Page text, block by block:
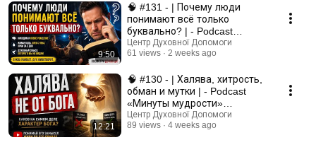
9:50
🧠 #131 - | Почему люди
понимают всё только
буквально? | - Podcast
«Минуты мудрости»
#проповедь
Центр Духовної Допомоги
61 views
2 weeks ago
12:21
🧠 #130 - | Халява, хитрость,
обман и мутки | - Podcast
«Минуты мудрости»
#проповедь
Центр Духовної Допомоги
89 views
4 weeks ago